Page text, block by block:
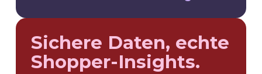
Sichere Daten, echte
Shopper-Insights.